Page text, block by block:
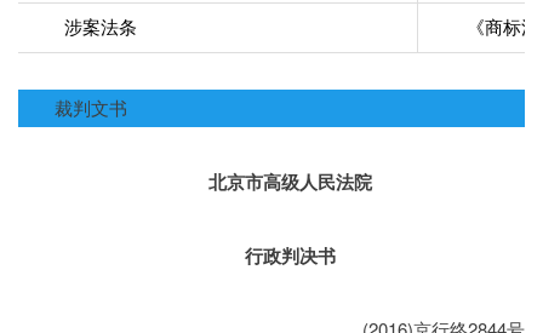
涉案法条 《商标
裁判文书
北京市高级人民法院
行政判决书